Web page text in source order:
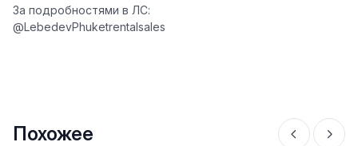
За подробностями в ЛС:
@LebedevPhuketrentalsales
Похожее